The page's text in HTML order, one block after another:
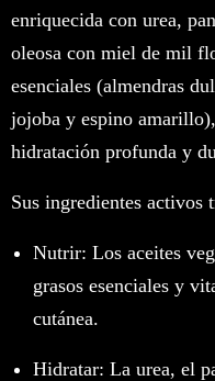
enriquecida con urea,
oleosa con miel de mil
esenciales (almendras
jojoba y espino
hidratación profunda y
Sus ingredientes activos
Nutrir: Los aceites
grasos esenciales y
cutánea.
Hidratar: La urea, el